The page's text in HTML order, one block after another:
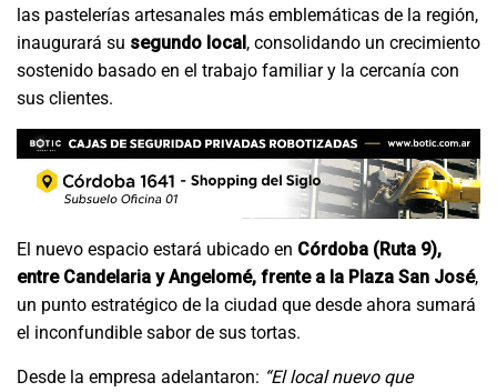
las pastelerías artesanales más emblemáticas de la región,
inaugurará su segundo local , consolidando un crecimiento
sostenido basado en el trabajo familiar y la cercanía con
sus clientes.
El nuevo espacio estará ubicado en Córdoba (Ruta 9),
entre Candelaria y Angelomé, frente a la Plaza San José,
un punto estratégico de la ciudad que desde ahora sumará
el inconfundible sabor de sus tortas.
Desde la empresa adelantaron: “El local nuevo que